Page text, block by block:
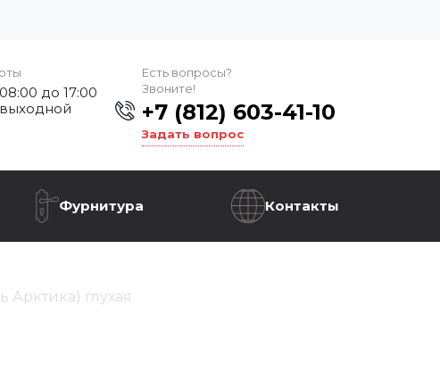
до 17:00
Есть вопросы?
Звоните!
+7 (812) 603-41-10
Задать вопрос
Фурнитура Контакты
Арктика) глухая